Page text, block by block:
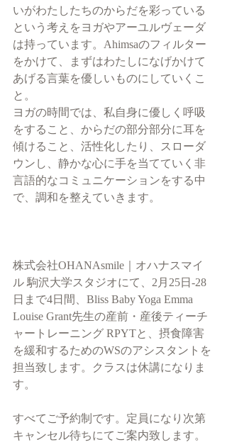
いがわたしたちのからだを彩っている
という考えをヨガやアーユルヴェーダ
は持っています。Ahimsaのフィルター
をかけて、まずはわたしになげかけて
あげる言葉を優しいものにしていくこ
と。
ヨガの時間では、私自身に優しく呼吸
をすること、からだの部分部分に耳を
傾けること、活性化したり、スローダ
ウンし、静かな心に手を当てていく非
言語的なコミュニケーションをする中
で、調和を整えていきます。
株式会社OHANAsmile｜オハナスマイ
ル 駒沢大学スタジオにて、2月25日-28
日まで4日間、Bliss Baby Yoga Emma
Louise Grant先生の産前・産後ティーチ
ャートレーニング RPYTと、摂食障害
を緩和するためのWSのアシスタントを
担当致します。クラスは休講になりま
す。
すべてご予約制です。定員になり次第
キャンセル待ちにてご案内致します。